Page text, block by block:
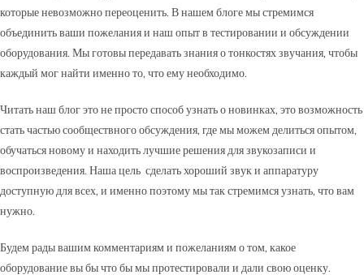
которые невозможно переоценить. В нашем блоге мы стремимся
объединить ваши пожелания и наш опыт в тестировании и обсуждении
оборудования. Мы готовы передавать знания о тонкостях звучания, чтобы
каждый мог найти именно то, что ему необходимо.
Читать наш блог это не просто способ узнать о новинках, это возможность
стать частью сообществного обсуждения, где мы можем делиться опытом,
обучаться новому и находить лучшие решения для звукозаписи и
воспроизведения. Наша цель сделать хороший звук и аппаратуру
доступную для всех, и именно поэтому мы так стремимся узнать, что вам
нужно.
Будем рады вашим комментариям и пожеланиям о том, какое
оборудование вы бы что бы мы протестировали и дали свою оценку.